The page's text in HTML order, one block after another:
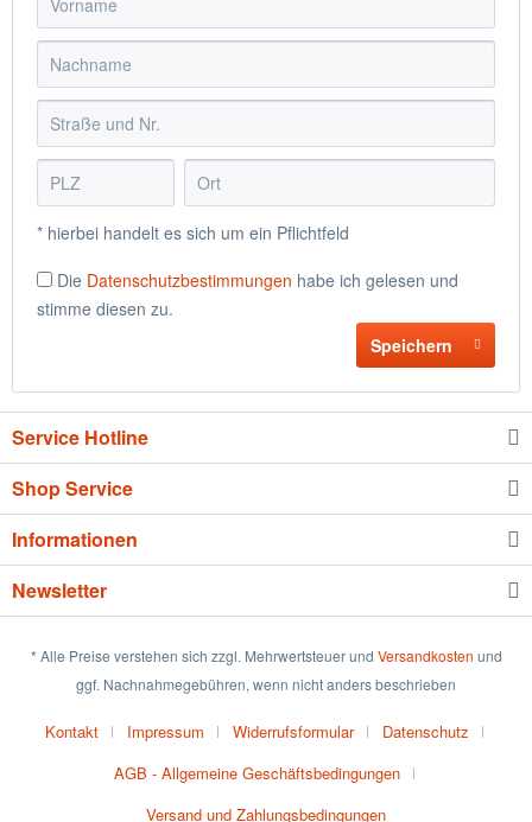
* hierbei handelt es sich um ein Pflichtfeld
Die Datenschutzbestimmungen habe ich gelesen und
stimme diesen zu.
Speichern
Service Hotline
Shop Service
Informationen
Newsletter
* Alle Preise verstehen sich zzgl. Mehrwertsteuer und Versandkosten und
ggf. Nachnahmegebühren, wenn nicht anders beschrieben
Kontakt Impressum Widerrufsformular
Datenschutz
AGB - Allgemeine Geschäftsbedingungen
Versand und Zahlungsbedingungen